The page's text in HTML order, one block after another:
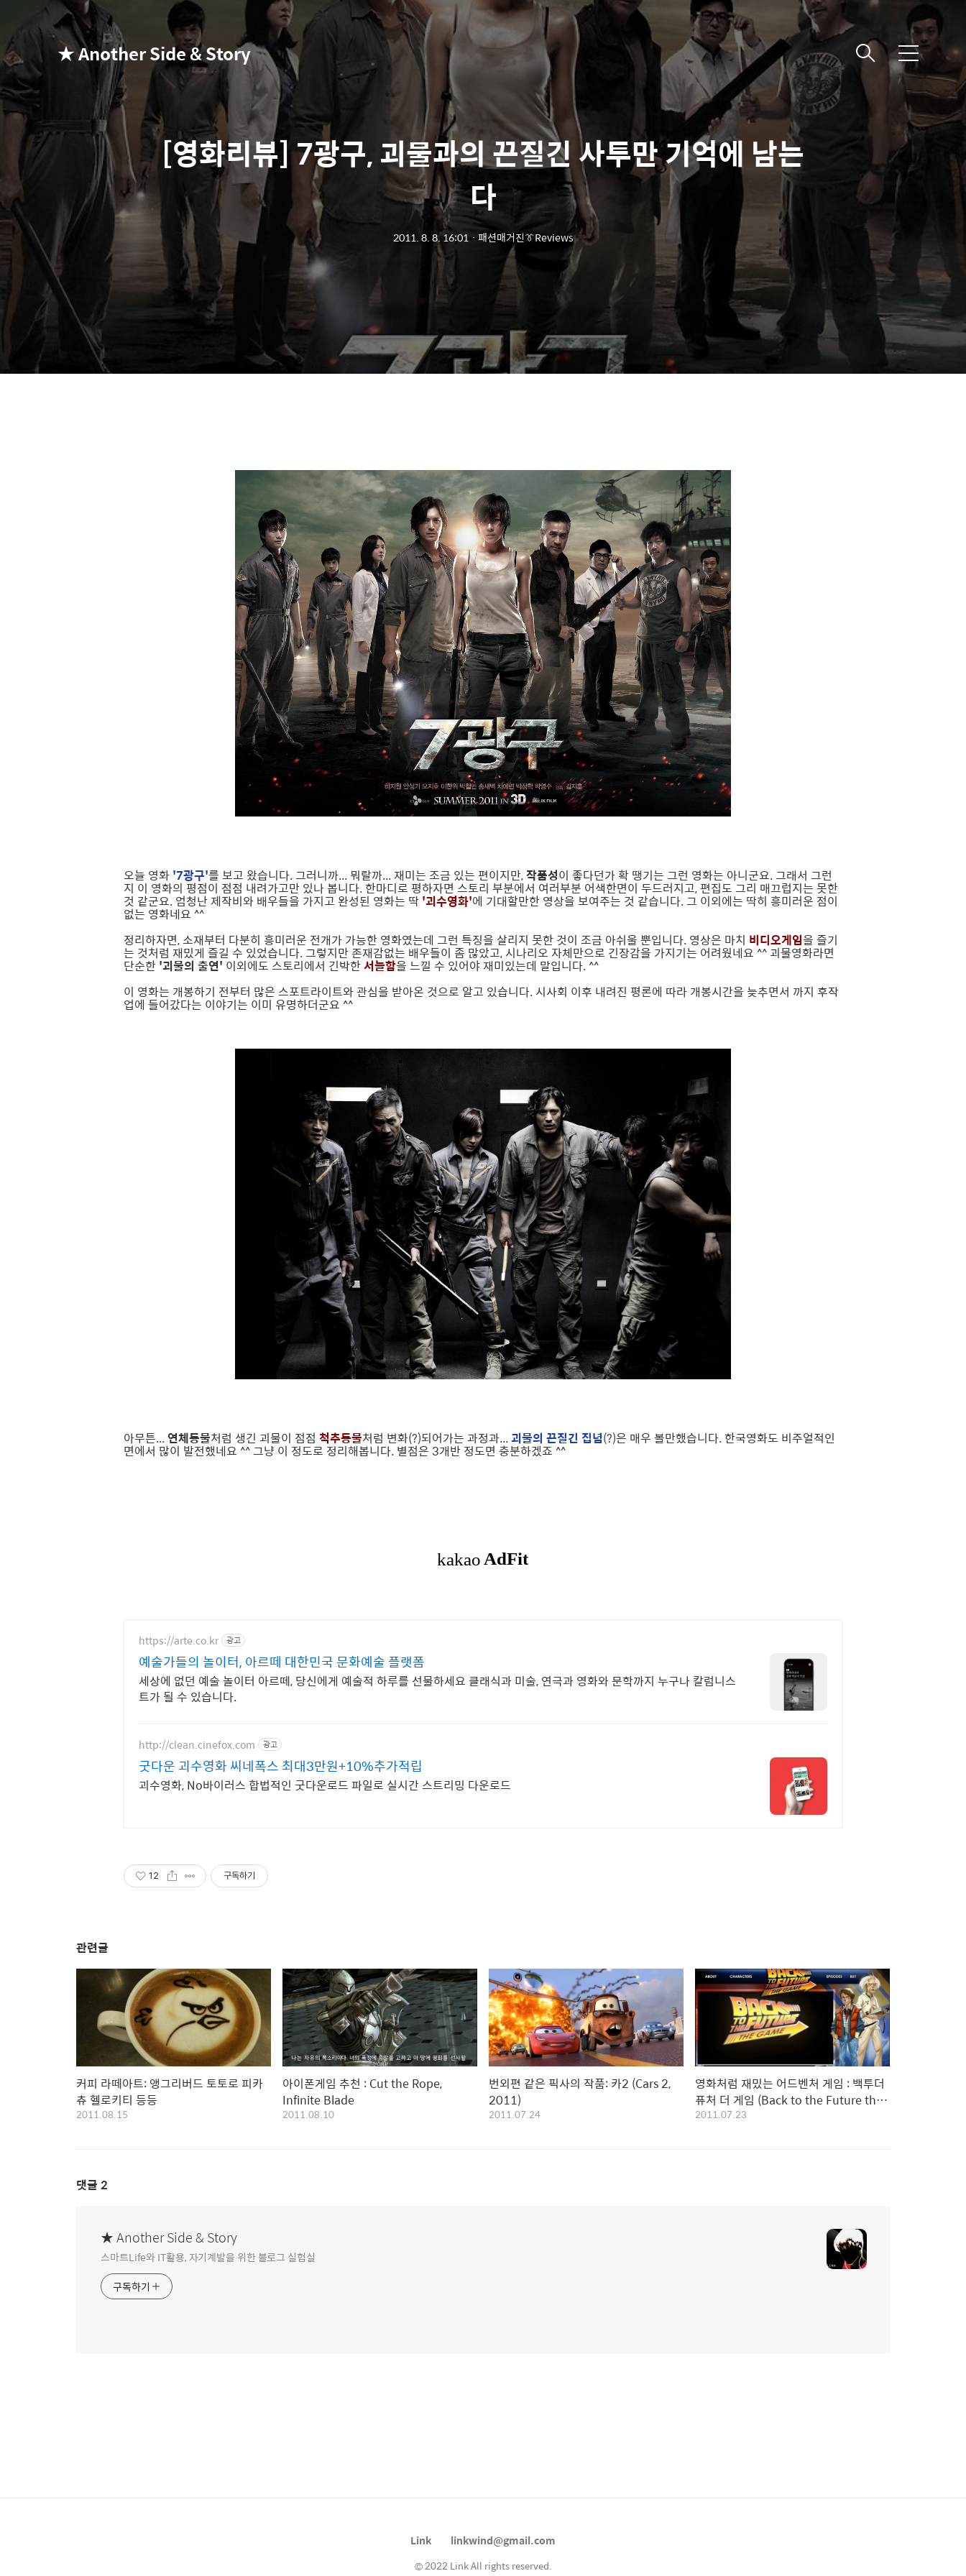
★ Another Side & Story 메
뉴
[영화리뷰] 7광구, 괴물과의 끈질긴 사투만 기억에 남는
다
2011. 8. 8. 16:01ㆍ 패션매거진👔Reviews
오늘 영화 '7광구'를 보고 왔습니다. 그러니까... 뭐랄까... 재미는 조금 있는 편이지만,작품성이 좋다던가 확 땡기는 그런 영화는 아니군요. 그래서 그런
지 이 영화의 평점이 점점 내려가고만 있나 봅니다. 한마디로 평하자면 스토리 부분에서 여러부분 어색한면이 두드러지고, 편집도 그리 매끄럽지는 못한
것 같군요. 엄청난 제작비와 배우들을 가지고 완성된 영화는 딱 '괴수영화'에 기대할만한 영상을 보여주는 것 같습니다. 그 이외에는 딱히 흥미러운 점이
없는 영화네요 ^^
정리하자면, 소재부터 다분히 흥미러운 전개가 가능한 영화였는데 그런 특징을 살리지 못한 것이 조금 아쉬울 뿐입니다. 영상은 마치 비디오게임을 즐기
는 것처럼 재밌게 즐길 수 있었습니다. 그렇지만 존재감없는 배우들이 좀 많았고, 시나리오 자체만으로 긴장감을 가지기는 어려웠네요 ^^ 괴물영화라면
단순한 '괴물의 출연' 이외에도 스토리에서 긴박한 서늘함을 느낄 수 있어야 재미있는데 말입니다. ^^
이 영화는 개봉하기 전부터 많은 스포트라이트와 관심을 받아온 것으로 알고 있습니다. 시사회 이후 내려진 평론에 따라 개봉시간을 늦추면서 까지 후작
업에 들어갔다는 이야기는 이미 유명하더군요 ^^
아무튼... 연체동물처럼 생긴 괴물이 점점 척추동물처럼 변화(?)되어가는 과정과...괴물의 끈질긴 집념(?)은 매우 볼만했습니다. 한국영화도 비주얼적인
면에서 많이 발전했네요 ^^ 그냥 이 정도로 정리해봅니다. 별점은 3개반 정도면 충분하겠죠 ^^
https://arte.co.kr 광고
예술가들의 놀이터, 아르떼 대한민국 문화예술 플랫폼
세상에 없던 예술 놀이터 아르떼, 당신에게 예술적 하루를 선물하세요 클래식과 미술, 연극과 영화와 문학까지 누구나 칼럼니스
트가 될 수 있습니다.
http://clean.cinefox.com 광고
굿다운 괴수영화 씨네폭스 최대3만원+10%추가적립
괴수영화, No바이러스 합법적인 굿다운로드 파일로 실시간 스트리밍 다운로드
12 구독하기
관련글
커피 라떼아트: 앵그리버드 토토로 피카
츄 헬로키티 등등
2011.08.15
아이폰게임 추천 : Cut the Rope,
Infinite Blade
2011.08.10
번외편 같은 픽사의 작품: 카2 (Cars 2,
2011)
2011.07.24
영화처럼 재밌는 어드벤처 게임 : 백투더
퓨처 더 게임 (Back to the Future the
Game)
2011.07.23
댓글 2
★ Another Side & Story
스마트Life와 IT활용, 자기계발을 위한 블로그 실험실
구독하기
Link linkwind@gmail.com
© 2022 Link All rights reserved.